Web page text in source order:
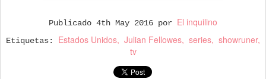
Publicado 4th May 2016 por El inquilino
Etiquetas: Estados Unidos Julian Fellowes series showruner
tv